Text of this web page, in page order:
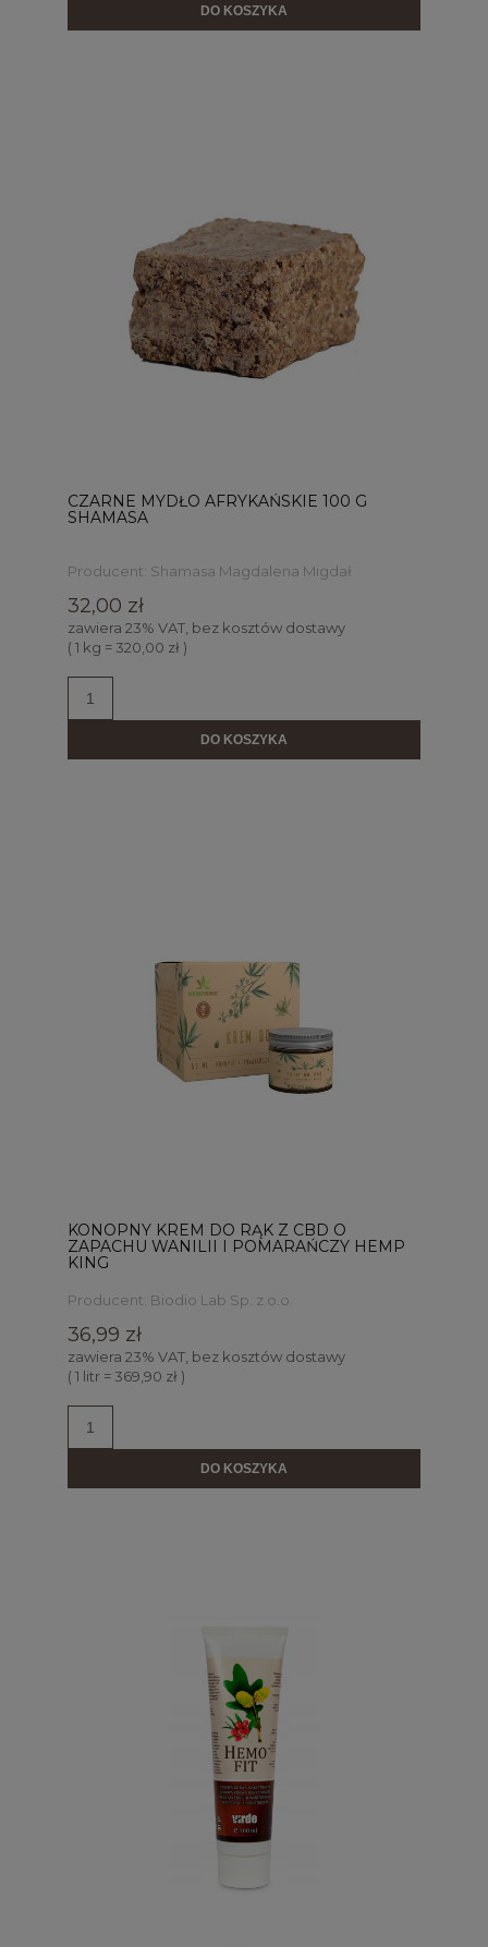
DO KOSZYKA
CZARNE MYDŁO AFRYKAŃSKIE 100 G
SHAMASA
Producent: Shamasa Magdalena Migdał
32,00 zł
zawiera 23% VAT, bez kosztów dostawy
( 1 kg = 320,00 zł )
DO KOSZYKA
KONOPNY KREM DO RĄK Z CBD O
ZAPACHU WANILII I POMARAŃCZY HEMP
KING
Producent: Biodio Lab Sp. z o.o.
36,99 zł
zawiera 23% VAT, bez kosztów dostawy
( 1 litr = 369,90 zł )
DO KOSZYKA